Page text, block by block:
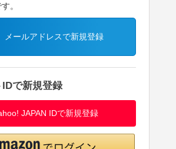
。
メールアドレスで新規登録
で新規登録
JAPAN IDで新規登録